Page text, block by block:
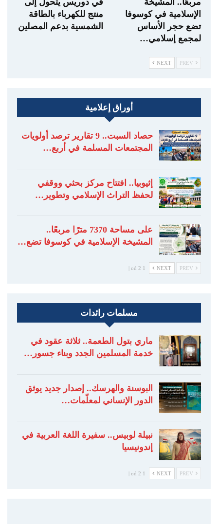
مربعًا.. المشيخة
الإسلامية في كوسوفا
تضع حجر الأساس
لمجمع إسلامي…
في دوريس يتحول إلى
منتج للكهرباء بالطاقة
الشمسية بدعم المصلين
NEXT
أوراق إعلامية
حصاد السبت.. 9 تقارير ترصد أولويات
المجتمعات المسلمة في أربع…
إثيوبيا.. افتتاح مركز بحثي ووقفي
لحفظ التراث الإسلامي وتطوير…
على مساحة 7370 مترًا مربعًا..
المشيخة الإسلامية في كوسوفا تضع…
NEXT
1 od 2 |
مسلمات رائدات
ماري بتول الطعمة.. ثلاثة عقود في
خدمة المسلمين الجدد وبناء جسور…
البوسنة والهرسك.. إصدار جديد يوثق
الدور الإنساني لمعلّمات…
نبيلة لوبيس.. سفيرة اللغة العربية في
إندونيسيا
NEXT
1 od 2 |